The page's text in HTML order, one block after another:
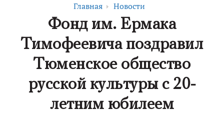
Главная Новости
Фонд им. Ермака
Тимофеевича поздравил
Тюменское общество
русской культуры с 20-
летним юбилеем